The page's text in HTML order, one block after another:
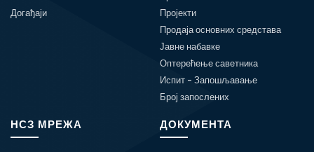
Догађаји
Пројекти
Продаја основних средстава
Јавне набавке
Оптерећење саветника
Испит - Запошљавање
Број запослених
НСЗ МРЕЖА ДОКУМЕНТА